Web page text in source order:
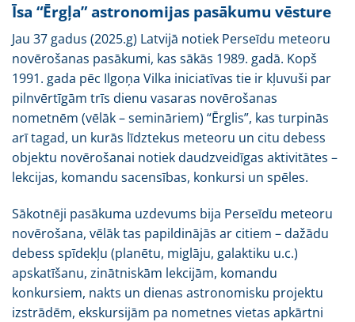
Īsa “Ērgļa” astronomijas pasākumu vēsture
Jau 37 gadus (2025.g) Latvijā notiek Perseīdu meteoru
novērošanas pasākumi, kas sākās 1989. gadā. Kopš
1991. gada pēc Ilgoņa Vilka iniciatīvas tie ir kļuvuši par
pilnvērtīgām trīs dienu vasaras novērošanas
nometnēm (vēlāk – semināriem) “Ērglis”, kas turpinās
arī tagad, un kurās līdztekus meteoru un citu debess
objektu novērošanai notiek daudzveidīgas aktivitātes –
lekcijas, komandu sacensības, konkursi un spēles.
Sākotnēji pasākuma uzdevums bija Perseīdu meteoru
novērošana, vēlāk tas papildinājās ar citiem – dažādu
debess spīdekļu (planētu, miglāju, galaktiku u.c.)
apskatīšanu, zinātniskām lekcijām, komandu
konkursiem, nakts un dienas astronomisku projektu
izstrādēm, ekskursijām pa nometnes vietas apkārtni